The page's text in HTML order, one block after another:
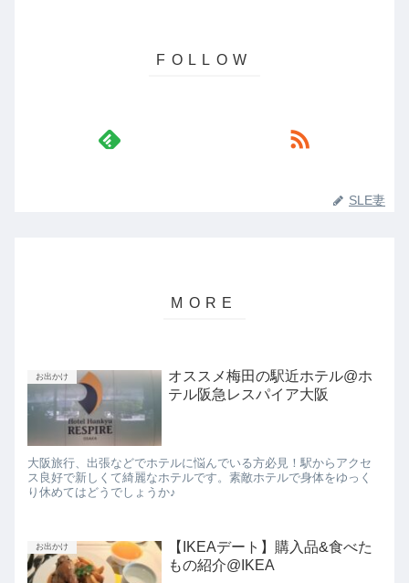
SLE妻
お出かけ
オススメ梅田の駅近ホテル@ホ
テル阪急レスパイア大阪
大阪旅行、出張などでホテルに悩んでいる方必見！駅からアクセ
ス良好で新しくて綺麗なホテルです。素敵ホテルで身体をゆっく
り休めてはどうでしょうか♪
お出かけ
【IKEAデート】購入品&食べた
もの紹介@IKEA